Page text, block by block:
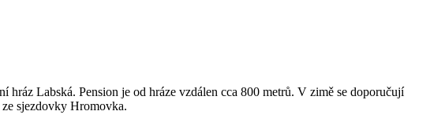
hráz Labská. Pension je od hráze vzdálen cca 800 metrů. V zimě se doporučují
sjezdovky Hromovka.